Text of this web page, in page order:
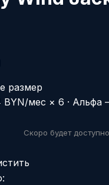
размер
BYN/мес × 6 · Альфа
Скоро будет доступно